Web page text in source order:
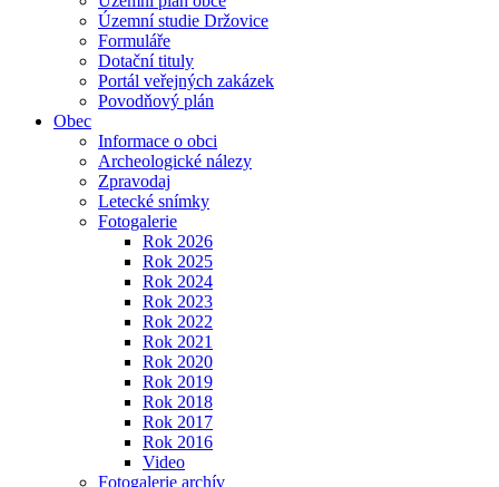
Územní studie Držovice
Formuláře
Dotační tituly
Portál veřejných zakázek
Povodňový plán
Obec
Informace o obci
Archeologické nálezy
Zpravodaj
Letecké snímky
Fotogalerie
Rok 2026
Rok 2025
Rok 2024
Rok 2023
Rok 2022
Rok 2021
Rok 2020
Rok 2019
Rok 2018
Rok 2017
Rok 2016
Video
Fotogalerie archív